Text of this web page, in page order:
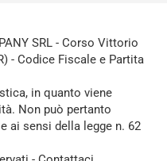
SRL - Corso Vittorio
- Codice Fiscale e Partita
in quanto viene
Non può pertanto
ai sensi della legge n. 62